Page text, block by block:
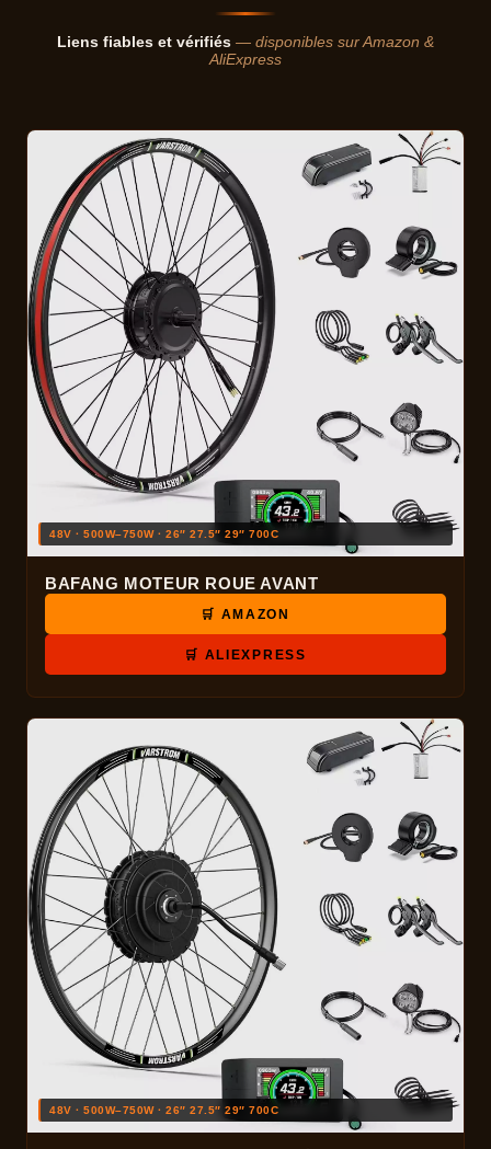
Liens fiables et vérifiés — disponibles sur Amazon &
AliExpress
48V · 500W–750W · 26″ 27.5″ 29″ 700C
BAFANG MOTEUR ROUE AVANT
🛒 AMAZON
🛒 ALIEXPRESS
48V · 500W–750W · 26″ 27.5″ 29″ 700C